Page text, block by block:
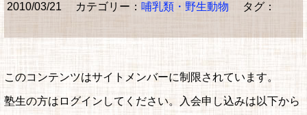
2010/03/21 カテゴリー： 哺乳類・野生動物 タグ：
このコンテンツはサイトメンバーに制限されています。
塾生の方はログインしてください。入会申し込みは以下から